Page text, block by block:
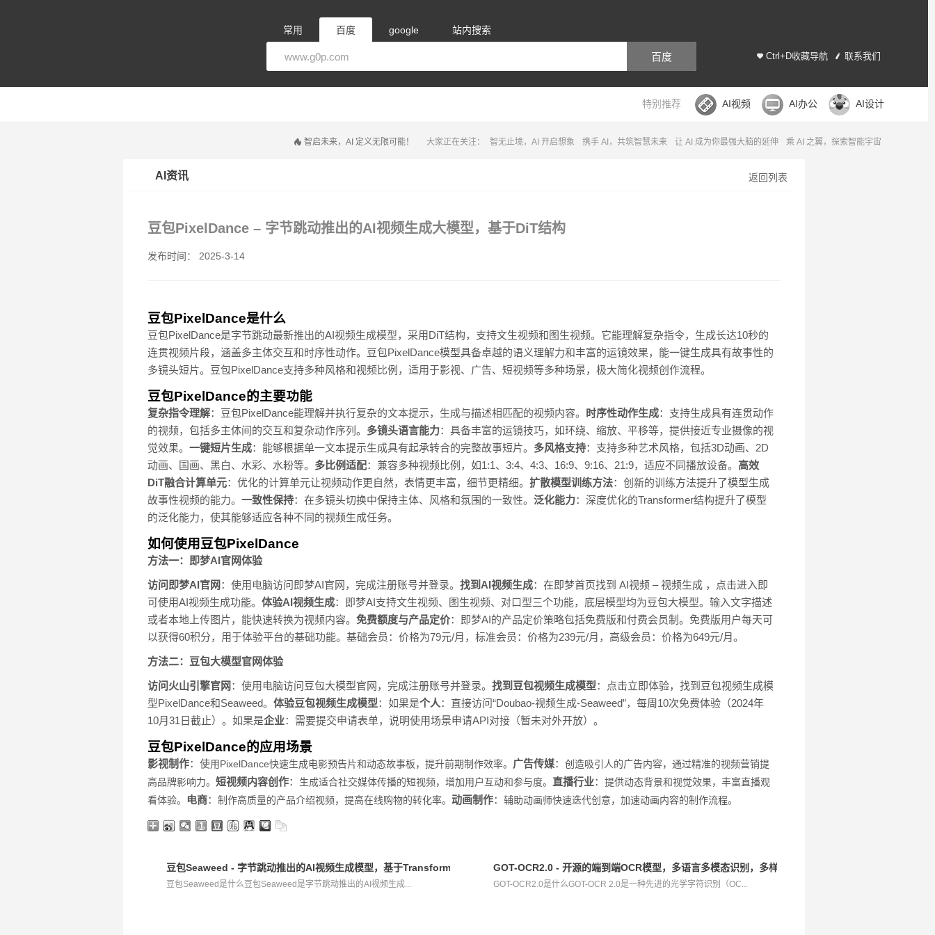
常用 百度 google 站内搜索
Ctrl+D收藏导航 联系我们
百度
特别推荐 AI视频 AI办公 AI设计
大家正在关注： 智无止境，AI 开启想象 携手 AI，共筑智慧未来 让 AI 成为你最强大脑的延伸 乘 AI 之翼，探索智能宇宙
智启未来，AI 定义无限可能！
返回列表
AI资讯
豆包PixelDance – 字节跳动推出的AI视频生成大模型，基于DiT结构
发布时间： 2025-3-14
豆包PixelDance是什么
豆包PixelDance是字节跳动最新推出的AI视频生成模型，采用DiT结构，支持文生视频和图生视频。它能理解复杂指令，生成长达10秒的
连贯视频片段，涵盖多主体交互和时序性动作。豆包PixelDance模型具备卓越的语义理解力和丰富的运镜效果，能一键生成具有故事性的
多镜头短片。豆包PixelDance支持多种风格和视频比例，适用于影视、广告、短视频等多种场景，极大简化视频创作流程。
豆包PixelDance的主要功能
复杂指令理解：豆包PixelDance能理解并执行复杂的文本提示，生成与描述相匹配的视频内容。 时序性动作生成：支持生成具有连贯动作
的视频，包括多主体间的交互和复杂动作序列。 多镜头语言能力：具备丰富的运镜技巧，如环绕、缩放、平移等，提供接近专业摄像的视
觉效果。 一键短片生成：能够根据单一文本提示生成具有起承转合的完整故事短片。 多风格支持：支持多种艺术风格，包括3D动画、2D
动画、国画、黑白、水彩、水粉等。 多比例适配：兼容多种视频比例，如1:1、3:4、4:3、16:9、9:16、21:9，适应不同播放设备。 高效
DiT融合计算单元：优化的计算单元让视频动作更自然，表情更丰富，细节更精细。 扩散模型训练方法：创新的训练方法提升了模型生成
故事性视频的能力。 一致性保持：在多镜头切换中保持主体、风格和氛围的一致性。 泛化能力：深度优化的Transformer结构提升了模型
的泛化能力，使其能够适应各种不同的视频生成任务。
如何使用豆包PixelDance
方法一：即梦AI官网体验
访问即梦AI官网 ：使用电脑访问即梦AI官网，完成注册账号并登录。 找到AI视频生成：在即梦首页找到 AI视频 – 视频生成 ，点击进入即
可使用AI视频生成功能。 体验AI视频生成：即梦AI支持文生视频、图生视频、对口型三个功能，底层模型均为豆包大模型。输入文字描述
或者本地上传图片，能快速转换为视频内容。 免费额度与产品定价：即梦AI的产品定价策略包括免费版和付费会员制。免费版用户每天可
以获得60积分，用于体验平台的基础功能。基础会员：价格为79元/月，标准会员：价格为239元/月，高级会员：价格为649元/月。
方法二：豆包大模型官网体验
访问火山引擎官网 ：使用电脑访问豆包大模型官网，完成注册账号并登录。 找到豆包视频生成模型：点击立即体验，找到豆包视频生成模
型PixelDance和Seaweed。 体验豆包视频生成模型：如果是个人：直接访问“Doubao-视频生成-Seaweed”，每周10次免费体验（2024年
10月31日截止）。如果是企业：需要提交申请表单，说明使用场景申请API对接（暂未对外开放）。
豆包PixelDance的应用场景
影视制作：使用PixelDance快速生成电影预告片和动态故事板，提升前期制作效率。 广告传媒： 创造吸引人的广告内容，通过精准的视频营销提
高品牌影响力。 短视频内容创作： 生成适合社交媒体传播的短视频，增加用户互动和参与度。 直播行业： 提供动态背景和视觉效果，丰富直播观
看体验。
电商： 制作高质量的产品介绍视频，提高在线购物的转化率。 动画制作： 辅助动画师快速迭代创意，加速动画内容的制作流程。
豆包Seaweed - 字节跳动推出的AI视频生成模型，基于Transformer结构
豆包Seaweed是什么豆包Seaweed是字节跳动推出的AI视频生成...
GOT-OCR2.0 - 开源的端到端OCR模型，多语言多模态识别，多样化输入输出
GOT-OCR2.0是什么GOT-OCR 2.0是一种先进的光学字符识别（OC...